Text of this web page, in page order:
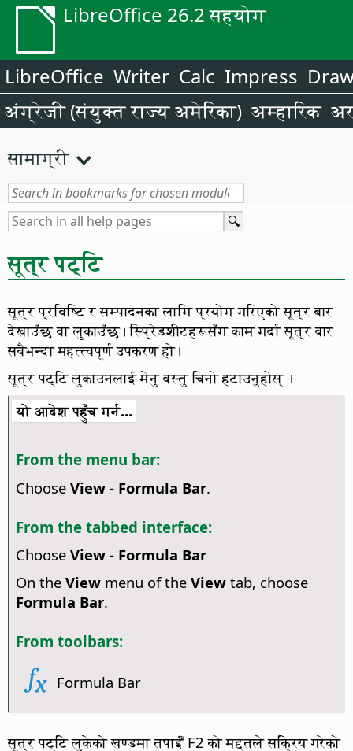
LibreOffice 26.2 सहयोग
LibreOffice Writer Calc Impress
अंग्रेजी (संयुक्त राज्य अमेरिका) अम्हारिक
सामाग्री
सूत्र पट्टि
सूत्र प्रविष्टि र सम्पादनका लागि प्रयोग गरिएको सूत्र बार
देखाउँछ वा लुकाउँछ। स्प्रिेडशीटहरूसँग काम गर्दा सूत्र बार
सबैभन्दा महत्त्वपूर्ण उपकरण हो।
सूत्र पट्टि लुकाउनलाई मेनु वस्तु चिनो हटाउनुहोस् ।
यो आदेश पहुँच गर्न...
From the menu bar:
Choose View - Formula Bar.
From the tabbed interface:
Choose View - Formula Bar
On the Viewmenu of the Viewtab, choose
Formula Bar.
From toolbars:
Formula Bar
सूत्र पट्टि लुकेको खण्डमा तपाईँं F2 को मद्दतले सक्रिय गरेको